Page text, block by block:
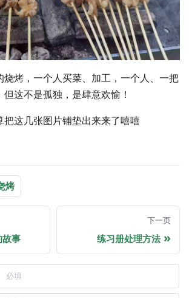
烧烤，一个人买菜、加工，一个人、一把
这不是孤独，是肆意欢愉！
把这几张图片铺垫出来来了嘻嘻
烤
事
下一页
练习册处理方法